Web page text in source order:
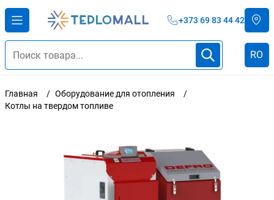
+373 69 83 44 42
RO
Главная
Оборудование для отопления
Котлы на твердом топливе